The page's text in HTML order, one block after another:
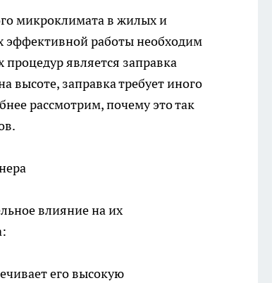
микроклимата в жилых и
эффективной работы необходим
является заправка
высоте, заправка требует иного
рассмотрим, почему это так
влияние на их
его высокую